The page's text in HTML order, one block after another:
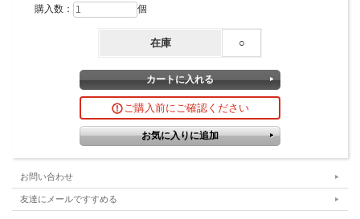
購入数： 個
在庫 ○
ご購入前にご確認ください
お問い合わせ
友達にメールですすめる